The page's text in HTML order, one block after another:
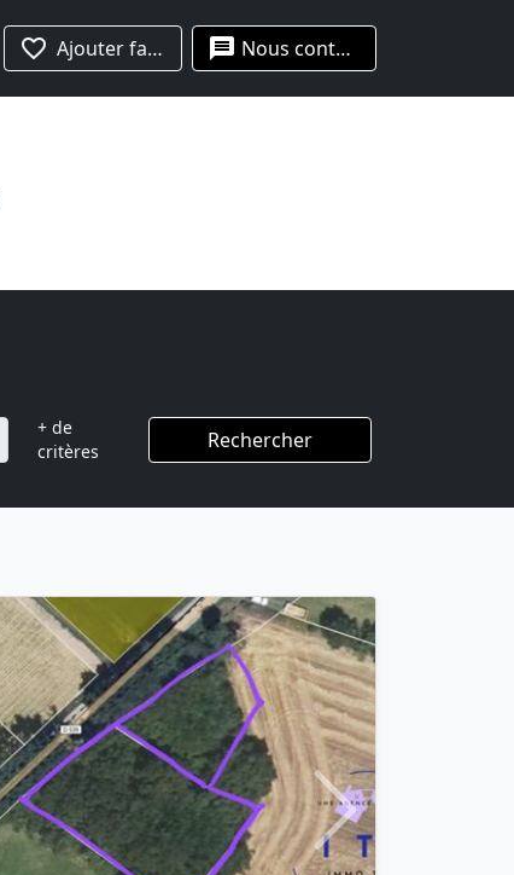
favorite_border Ajouter favoris message Nous contacter
+ de
critères
Rechercher
Next